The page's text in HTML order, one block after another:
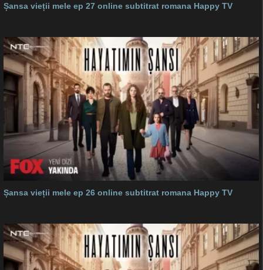
Șansa vieții mele ep 27 online subtitrat romana Happy TV
Șansa vieții mele ep 26 online subtitrat romana Happy TV